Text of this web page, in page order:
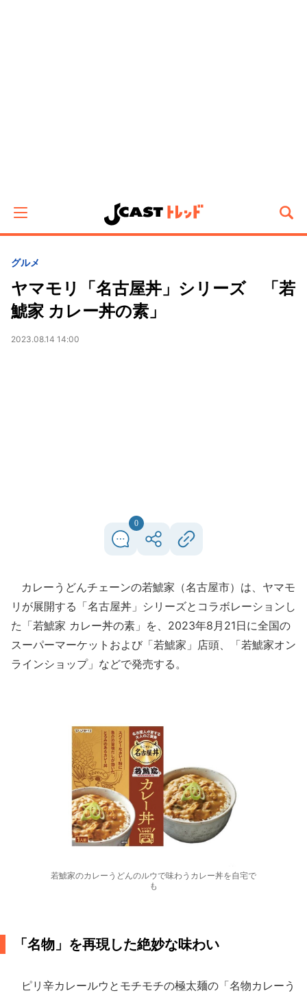
グルメ
ヤマモリ「名古屋丼」シリーズ 「若
鯱家 カレー丼の素」
2023.08.14 14:00
0
カレーうどんチェーンの若鯱家（名古屋市）は、ヤマモ
リが展開する「名古屋丼」シリーズとコラボレーションし
た「若鯱家 カレー丼の素」を、2023年8月21日に全国の
スーパーマーケットおよび「若鯱家」店頭、「若鯱家オン
ラインショップ」などで発売する。
若鯱家のカレーうどんのルウで味わうカレー丼を自宅で
も
「名物」を再現した絶妙な味わい
ピリ辛カレールウとモチモチの極太麺の「名物カレーう